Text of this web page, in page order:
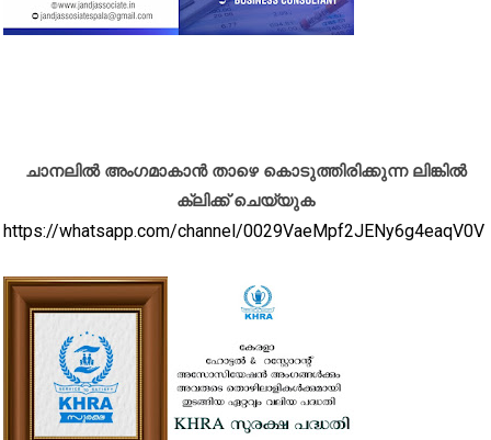
ചാനലിൽ അംഗമാകാൻ താഴെ കൊടുത്തിരിക്കുന്ന ലിങ്കിൽ
ക്ലിക്ക് ചെയ്യുക
https://whatsapp.com/channel/0029VaeMpf2JENy6g4eaqV0V